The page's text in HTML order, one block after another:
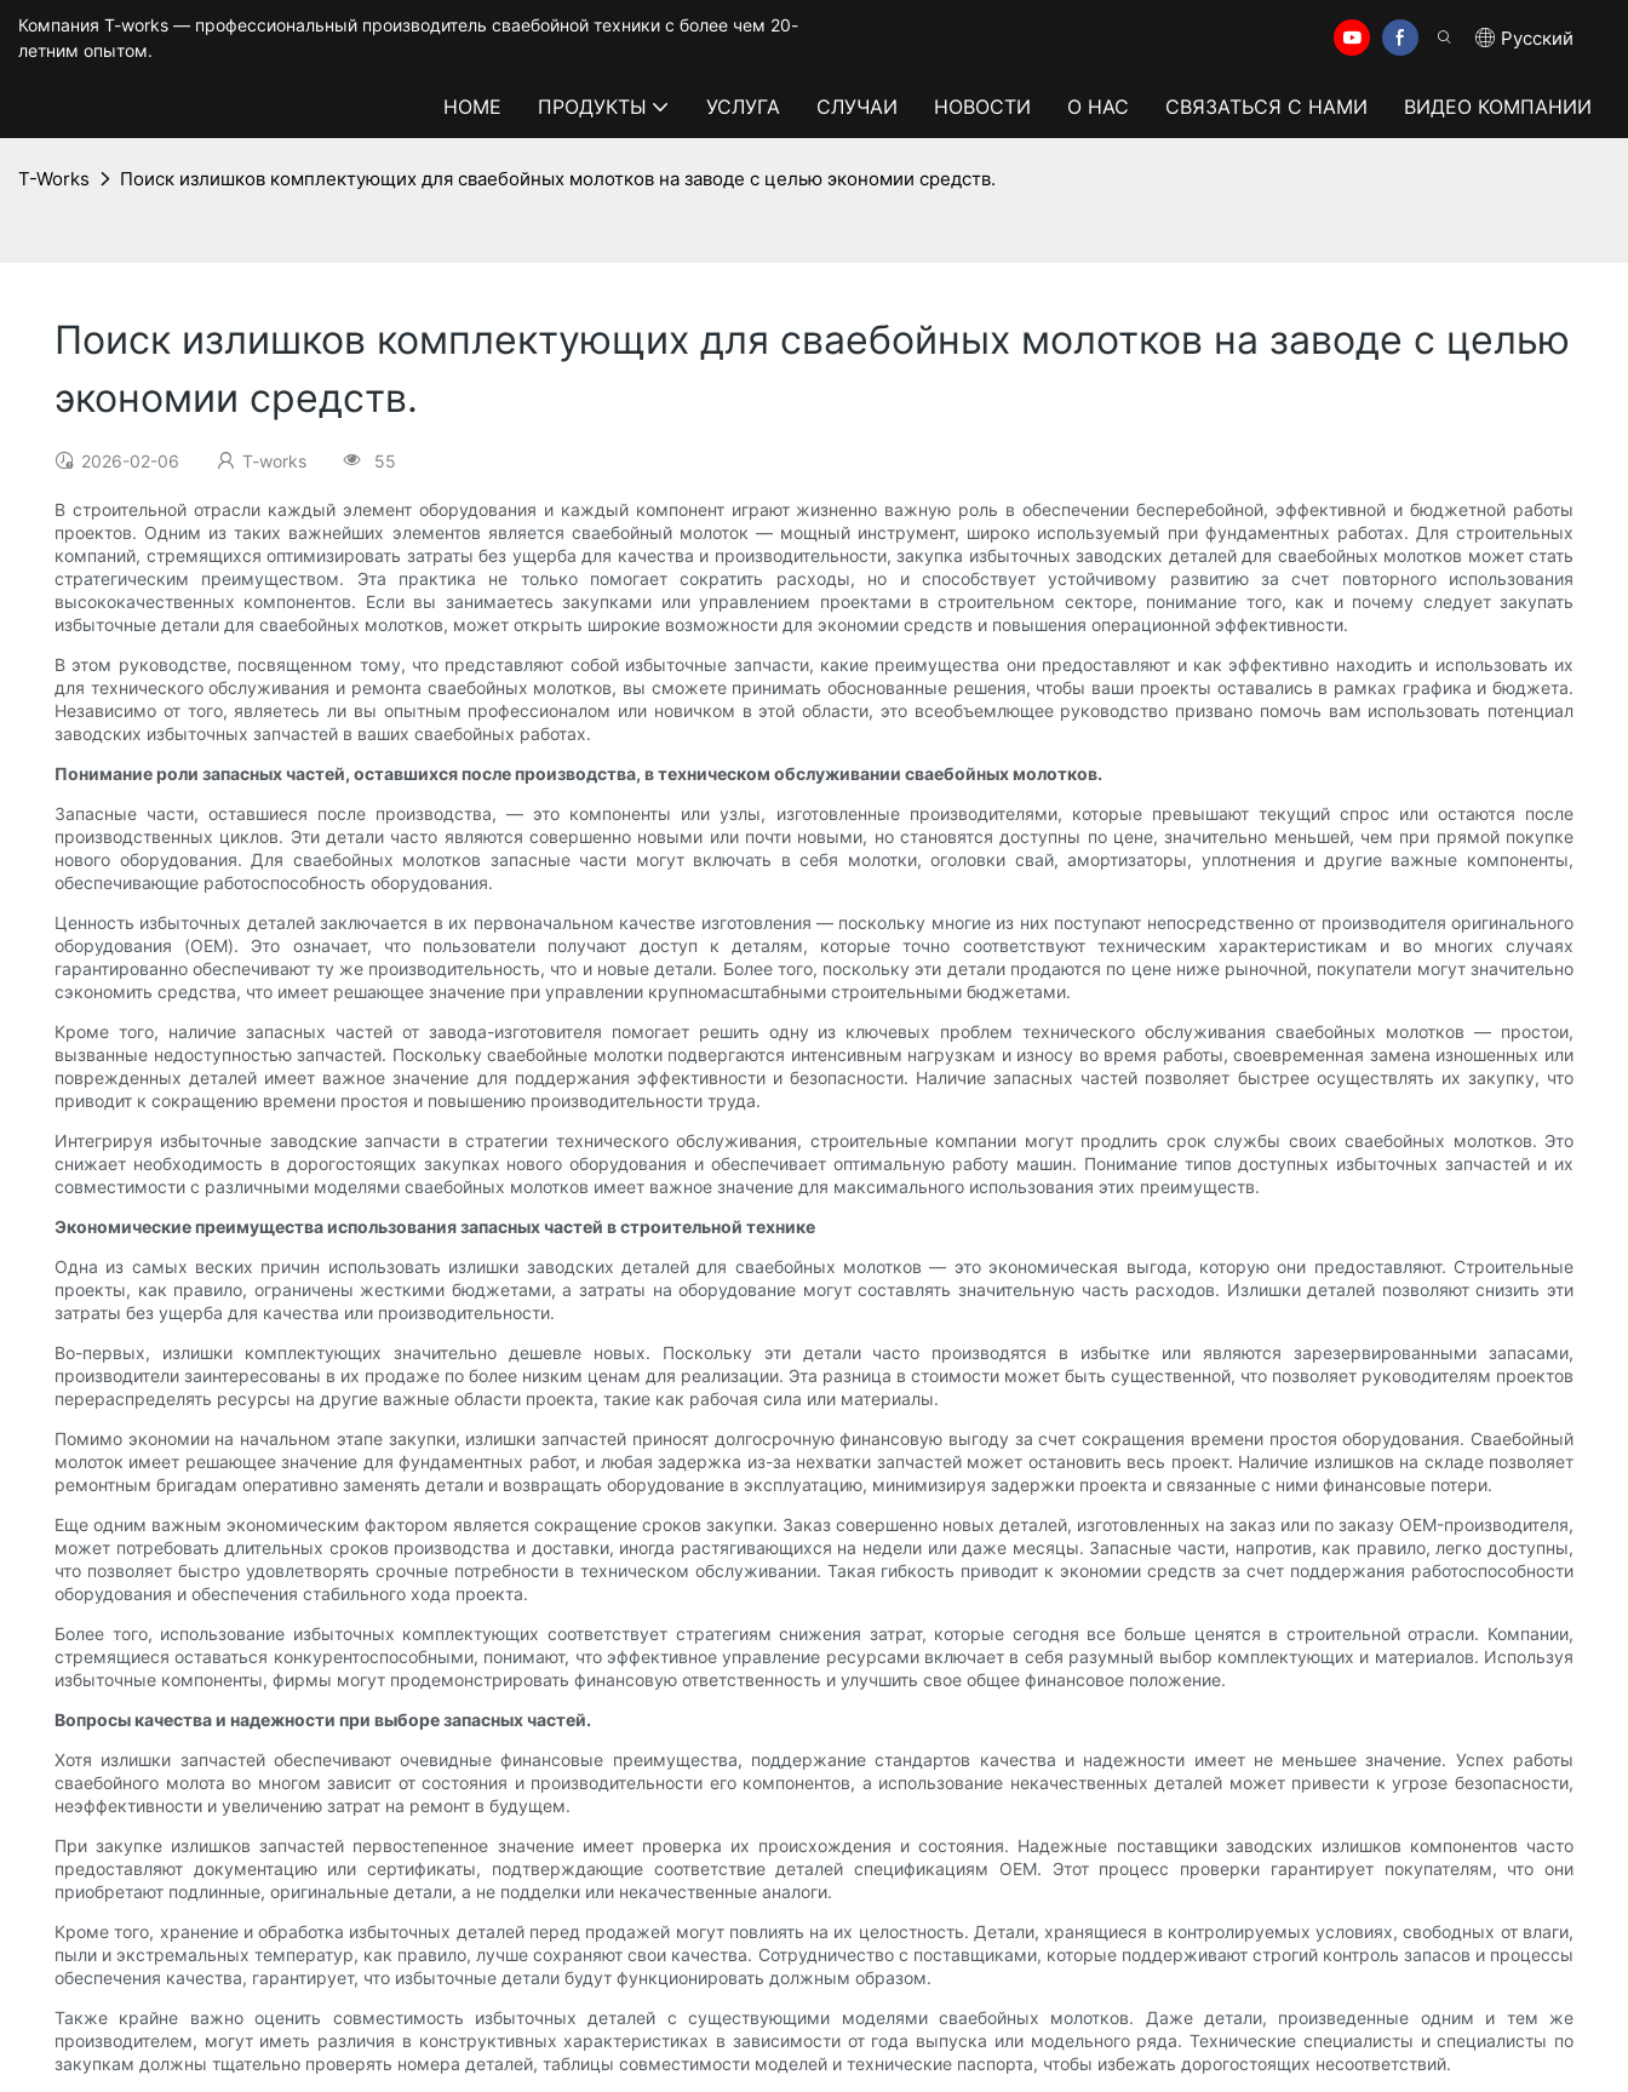
Компания T-works — профессиональный производитель сваебойной техники с более чем 20-
летним опытом.
Pусский
HOME ПРОДУКТЫ УСЛУГА СЛУЧАИ НОВОСТИ О НАС СВЯЗАТЬСЯ С НАМИ ВИДЕО КОМПАНИИ
T-Works Поиск излишков комплектующих для сваебойных молотков на заводе с целью экономии средств.
Поиск излишков комплектующих для сваебойных молотков на заводе с целью
экономии средств.
2026-02-06 T-works 55
В строительной отрасли каждый элемент оборудования и каждый компонент играют жизненно важную роль в обеспечении бесперебойной, эффективной и бюджетной работы
проектов. Одним из таких важнейших элементов является сваебойный молоток — мощный инструмент, широко используемый при фундаментных работах. Для строительных
компаний, стремящихся оптимизировать затраты без ущерба для качества и производительности, закупка избыточных заводских деталей для сваебойных молотков может стать
стратегическим преимуществом. Эта практика не только помогает сократить расходы, но и способствует устойчивому развитию за счет повторного использования
высококачественных компонентов. Если вы занимаетесь закупками или управлением проектами в строительном секторе, понимание того, как и почему следует закупать
избыточные детали для сваебойных молотков, может открыть широкие возможности для экономии средств и повышения операционной эффективности.
В этом руководстве, посвященном тому, что представляют собой избыточные запчасти, какие преимущества они предоставляют и как эффективно находить и использовать их
для технического обслуживания и ремонта сваебойных молотков, вы сможете принимать обоснованные решения, чтобы ваши проекты оставались в рамках графика и бюджета.
Независимо от того, являетесь ли вы опытным профессионалом или новичком в этой области, это всеобъемлющее руководство призвано помочь вам использовать потенциал
заводских избыточных запчастей в ваших сваебойных работах.
Понимание роли запасных частей, оставшихся после производства, в техническом обслуживании сваебойных молотков.
Запасные части, оставшиеся после производства, — это компоненты или узлы, изготовленные производителями, которые превышают текущий спрос или остаются после
производственных циклов. Эти детали часто являются совершенно новыми или почти новыми, но становятся доступны по цене, значительно меньшей, чем при прямой покупке
нового оборудования. Для сваебойных молотков запасные части могут включать в себя молотки, оголовки свай, амортизаторы, уплотнения и другие важные компоненты,
обеспечивающие работоспособность оборудования.
Ценность избыточных деталей заключается в их первоначальном качестве изготовления — поскольку многие из них поступают непосредственно от производителя оригинального
оборудования (OEM). Это означает, что пользователи получают доступ к деталям, которые точно соответствуют техническим характеристикам и во многих случаях
гарантированно обеспечивают ту же производительность, что и новые детали. Более того, поскольку эти детали продаются по цене ниже рыночной, покупатели могут значительно
сэкономить средства, что имеет решающее значение при управлении крупномасштабными строительными бюджетами.
Кроме того, наличие запасных частей от завода-изготовителя помогает решить одну из ключевых проблем технического обслуживания сваебойных молотков — простои,
вызванные недоступностью запчастей. Поскольку сваебойные молотки подвергаются интенсивным нагрузкам и износу во время работы, своевременная замена изношенных или
поврежденных деталей имеет важное значение для поддержания эффективности и безопасности. Наличие запасных частей позволяет быстрее осуществлять их закупку, что
приводит к сокращению времени простоя и повышению производительности труда.
Интегрируя избыточные заводские запчасти в стратегии технического обслуживания, строительные компании могут продлить срок службы своих сваебойных молотков. Это
снижает необходимость в дорогостоящих закупках нового оборудования и обеспечивает оптимальную работу машин. Понимание типов доступных избыточных запчастей и их
совместимости с различными моделями сваебойных молотков имеет важное значение для максимального использования этих преимуществ.
Экономические преимущества использования запасных частей в строительной технике
Одна из самых веских причин использовать излишки заводских деталей для сваебойных молотков — это экономическая выгода, которую они предоставляют. Строительные
проекты, как правило, ограничены жесткими бюджетами, а затраты на оборудование могут составлять значительную часть расходов. Излишки деталей позволяют снизить эти
затраты без ущерба для качества или производительности.
Во-первых, излишки комплектующих значительно дешевле новых. Поскольку эти детали часто производятся в избытке или являются зарезервированными запасами,
производители заинтересованы в их продаже по более низким ценам для реализации. Эта разница в стоимости может быть существенной, что позволяет руководителям проектов
перераспределять ресурсы на другие важные области проекта, такие как рабочая сила или материалы.
Помимо экономии на начальном этапе закупки, излишки запчастей приносят долгосрочную финансовую выгоду за счет сокращения времени простоя оборудования. Сваебойный
молоток имеет решающее значение для фундаментных работ, и любая задержка из-за нехватки запчастей может остановить весь проект. Наличие излишков на складе позволяет
ремонтным бригадам оперативно заменять детали и возвращать оборудование в эксплуатацию, минимизируя задержки проекта и связанные с ними финансовые потери.
Еще одним важным экономическим фактором является сокращение сроков закупки. Заказ совершенно новых деталей, изготовленных на заказ или по заказу OEM-производителя,
может потребовать длительных сроков производства и доставки, иногда растягивающихся на недели или даже месяцы. Запасные части, напротив, как правило, легко доступны,
что позволяет быстро удовлетворять срочные потребности в техническом обслуживании. Такая гибкость приводит к экономии средств за счет поддержания работоспособности
оборудования и обеспечения стабильного хода проекта.
Более того, использование избыточных комплектующих соответствует стратегиям снижения затрат, которые сегодня все больше ценятся в строительной отрасли. Компании,
стремящиеся оставаться конкурентоспособными, понимают, что эффективное управление ресурсами включает в себя разумный выбор комплектующих и материалов. Используя
избыточные компоненты, фирмы могут продемонстрировать финансовую ответственность и улучшить свое общее финансовое положение.
Вопросы качества и надежности при выборе запасных частей.
Хотя излишки запчастей обеспечивают очевидные финансовые преимущества, поддержание стандартов качества и надежности имеет не меньшее значение. Успех работы
сваебойного молота во многом зависит от состояния и производительности его компонентов, а использование некачественных деталей может привести к угрозе безопасности,
неэффективности и увеличению затрат на ремонт в будущем.
При закупке излишков запчастей первостепенное значение имеет проверка их происхождения и состояния. Надежные поставщики заводских излишков компонентов часто
предоставляют документацию или сертификаты, подтверждающие соответствие деталей спецификациям OEM. Этот процесс проверки гарантирует покупателям, что они
приобретают подлинные, оригинальные детали, а не подделки или некачественные аналоги.
Кроме того, хранение и обработка избыточных деталей перед продажей могут повлиять на их целостность. Детали, хранящиеся в контролируемых условиях, свободных от влаги,
пыли и экстремальных температур, как правило, лучше сохраняют свои качества. Сотрудничество с поставщиками, которые поддерживают строгий контроль запасов и процессы
обеспечения качества, гарантирует, что избыточные детали будут функционировать должным образом.
Также крайне важно оценить совместимость избыточных деталей с существующими моделями сваебойных молотков. Даже детали, произведенные одним и тем же
производителем, могут иметь различия в конструктивных характеристиках в зависимости от года выпуска или модельного ряда. Технические специалисты и специалисты по
закупкам должны тщательно проверять номера деталей, таблицы совместимости моделей и технические паспорта, чтобы избежать дорогостоящих несоответствий.